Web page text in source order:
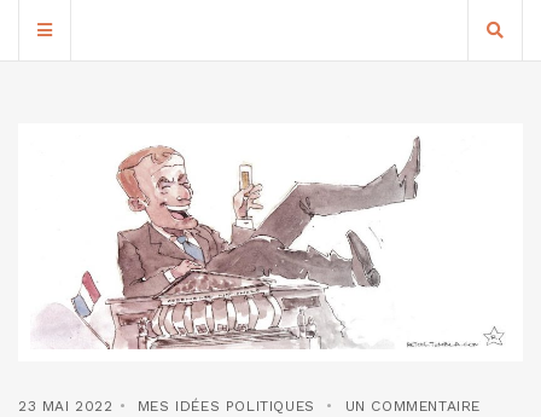
23 MAI 2022 MES IDÉES POLITIQUES UN COMMENTAIRE